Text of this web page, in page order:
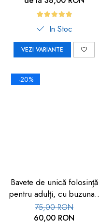
In Stoc
VEZI VARIANTE
-20%
Bavete de unică folosință
pentru adulți, cu buzunar,
set 50 buc, FM-108
75,00 RON
60,00 RON